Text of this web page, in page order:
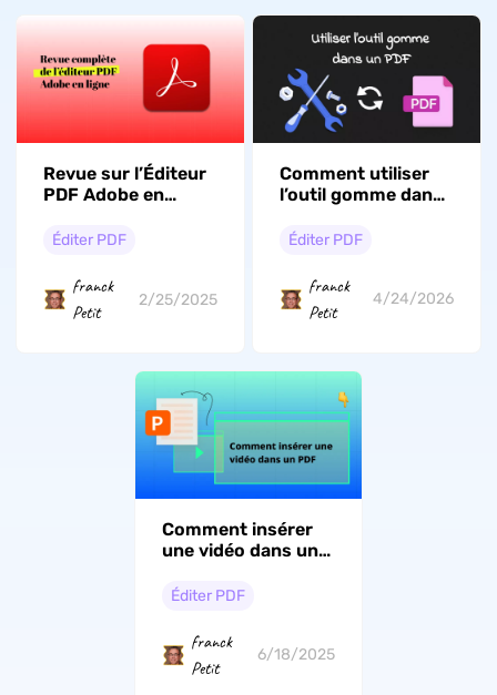
Revue sur l’Éditeur
PDF Adobe en
Fonctionnalités,
inconvénients
Éditer PDF
franck
Petit
2/25/2025
Comment utiliser
l’outil gomme dans
méthodes simples
Éditer PDF
franck
Petit
4/24/2026
Comment insérer
une vidéo dans un
Adobe Acrobat
Éditer PDF
franck
Petit
6/18/2025